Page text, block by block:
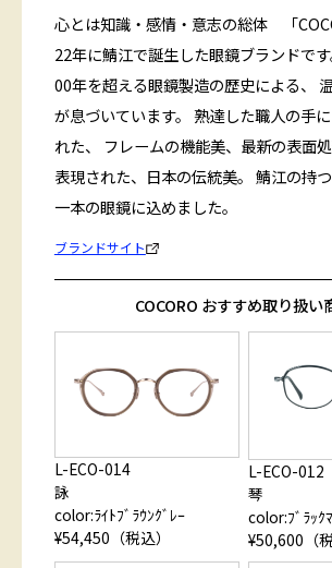
心とは知識・感情・意志の総体 「
22年に鯖江で誕生した眼鏡ブランドで
00年を超える眼鏡製造の歴史による、
が息づいています。 熟達した職人の手
れた、 フレームの機能美、最新の表面
表現された、日本の伝統美。 鯖江の持つ
一本の眼鏡に込めました。
ブランドサイト
COCORO おすすめ取り扱い
L-ECO-014
詠
color:ﾗｲﾄﾌﾞﾗｳﾝｸﾞﾚｰ
¥54,450（税込）
L-ECO-012
琴
color:ﾌﾞﾗｯｸ
¥50,600（税